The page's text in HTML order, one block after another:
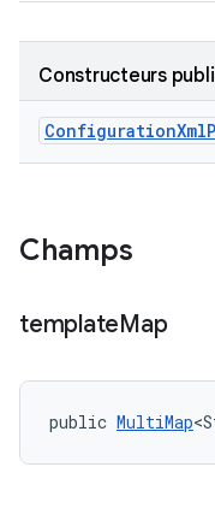
Constructeurs
ConfigurationXml
Champs
templateMap
public MultiMap